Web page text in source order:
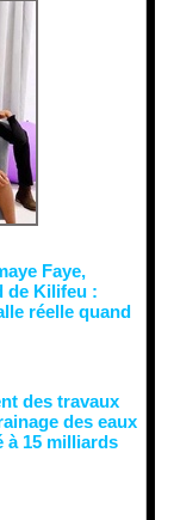
Faye,
de Kilifeu :
réelle quand
des travaux
des eaux
à 15 milliards